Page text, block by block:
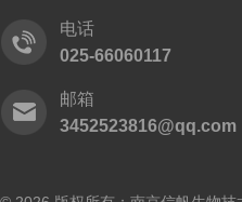
电话
025-66060117
邮箱
3452523816@qq.com